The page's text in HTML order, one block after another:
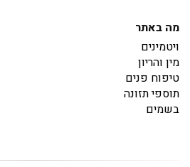
מה באתר
ויטמינים
מין והריון
טיפוח פנים
תוספי תזונה
בשמים